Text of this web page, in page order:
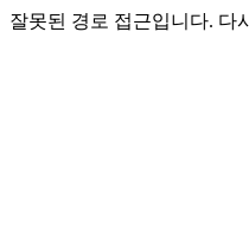
잘못된 경로 접근입니다. 다